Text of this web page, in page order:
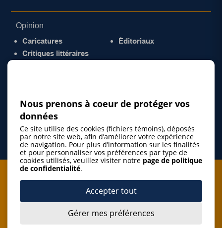
Opinion
Caricatures
Critiques littéraires
Éditoriaux
Je m'abonne à l'infolettre
J’accepte de m’abonner à l’infolettre de La Gazette de la
Nous prenons à coeur de protéger vos
données
Ce site utilise des cookies (fichiers témoins), déposés
par notre site web, afin d’améliorer votre expérience
de navigation. Pour plus d’information sur les finalités
et pour personnaliser vos préférences par type de
cookies utilisés, veuillez visiter notre page de politique
de confidentialité.
Accepter tout
Gérer mes préférences